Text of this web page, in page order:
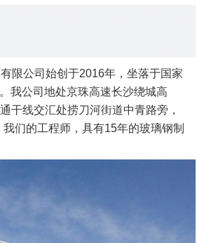
公司始创于2016年，坐落于国家
我公司地处京珠高速长沙绕城高
干线交汇处捞刀河街道中青路旁，
们的工程师，具有15年的玻璃钢制